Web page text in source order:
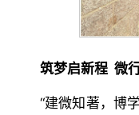
筑梦启新程 微
“建微知著，博